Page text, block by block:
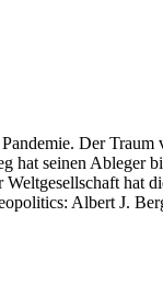
Der
seinen Ableger
hat
Albert J.